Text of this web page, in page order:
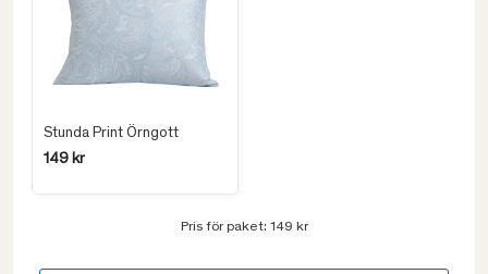
Stunda Print Örngott
149 kr
Pris för paket: 149 kr